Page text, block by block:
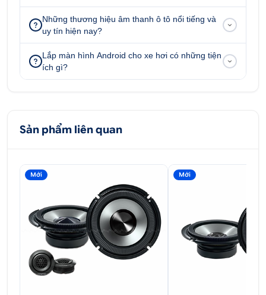
Những thương hiệu âm thanh ô tô nổi tiếng và
uy tín hiện nay?
Lắp màn hình Android cho xe hơi có những tiện
ích gì?
Sản phẩm liên quan
Mới Mới